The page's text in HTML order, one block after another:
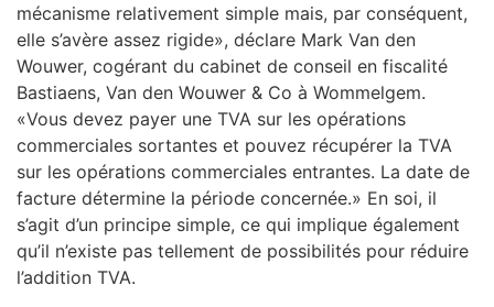
mécanisme relativement simple mais, par conséquent,
elle s’avère assez rigide», déclare Mark Van den
Wouwer, cogérant du cabinet de conseil en fiscalité
Bastiaens, Van den Wouwer & Co à Wommelgem.
«Vous devez payer une TVA sur les opérations
commerciales sortantes et pouvez récupérer la TVA
sur les opérations commerciales entrantes. La date de
facture détermine la période concernée.» En soi, il
s’agit d’un principe simple, ce qui implique également
qu’il n’existe pas tellement de possibilités pour réduire
l’addition TVA.